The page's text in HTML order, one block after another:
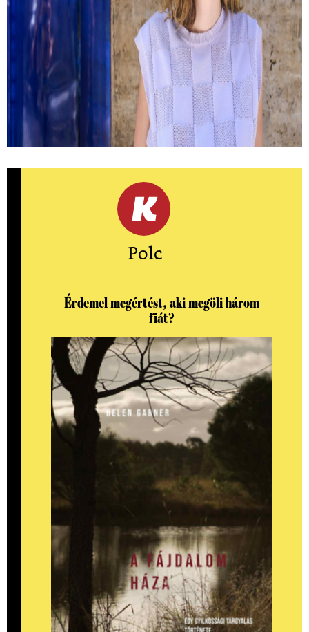
Kemény Zsófi: Most már mindent
megbántam
Hogyan lehet tudatosan sodródni? És milyen kérdések
peregnek le az ember fejében egy autóbaleset után?
Interjú Kemény Zsófival.
Polc
Érdemel megértést, aki megöli három
fiát?